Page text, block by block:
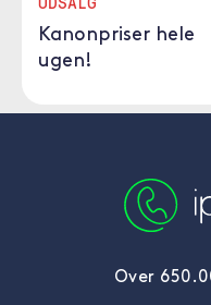
Kanonpriser hele
ugen!
Over